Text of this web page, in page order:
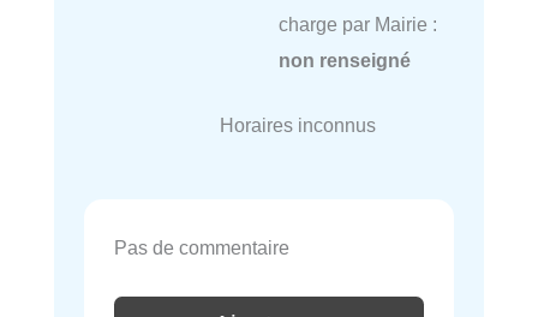
charge par Mairie :
non renseigné
Horaires inconnus
Pas de commentaire